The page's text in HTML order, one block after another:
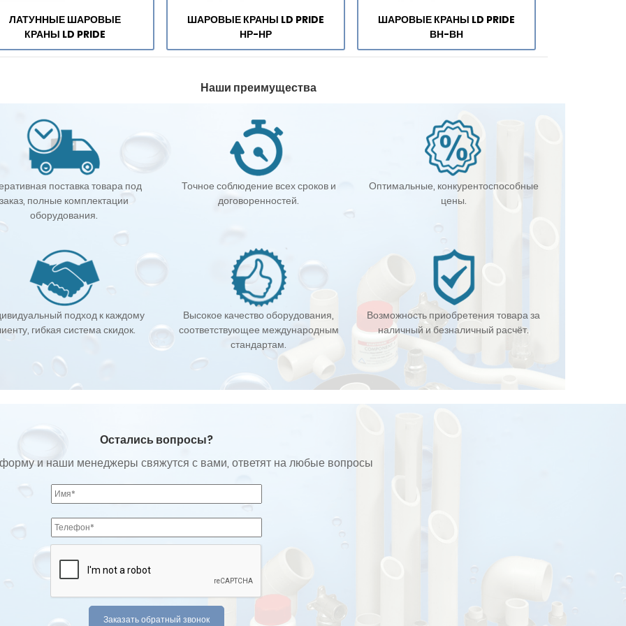
ЛАТУННЫЕ ШАРОВЫЕ
КРАНЫ LD PRIDE
ШАРОВЫЕ КРАНЫ LD PRIDE
НР-НР
ШАРОВЫЕ КРАНЫ LD PRIDE
ВН-ВН
Наши преимущества
поставка товара под
полные комплектации
оборудования.
Точное соблюдение всех сроков и
договоренностей.
Оптимальные, конкурентоспособные
цены.
подход к каждому
гибкая система скидок.
Высокое качество оборудования,
соответствующее международным
стандартам.
Возможность приобретения товара за
наличный и безналичный расчёт.
Остались вопросы?
и наши менеджеры свяжутся с вами, ответят на любые вопросы